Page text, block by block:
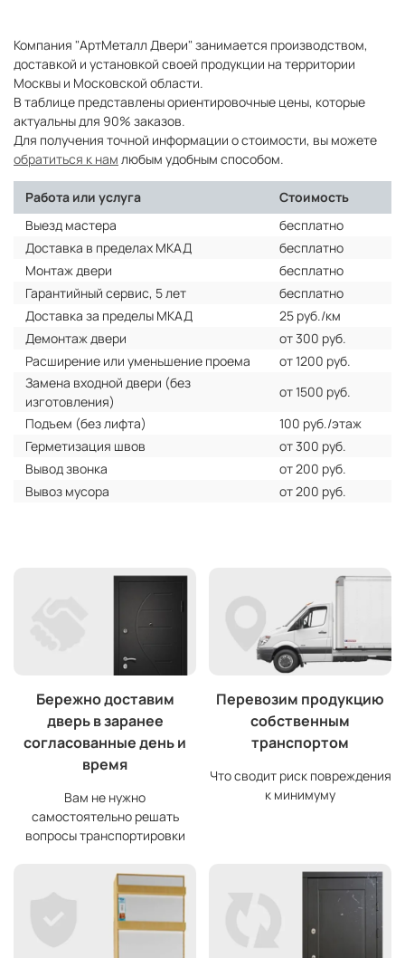
Компания "АртМеталл Двери" занимается производством,
доставкой и установкой своей продукции на территории
Москвы и Московской области.
В таблице представлены ориентировочные цены, которые
актуальны для 90% заказов.
Для получения точной информации о стоимости, вы можете
обратиться к нам любым удобным способом.
Работа или услуга
Стоимость
Выезд мастера
бесплатно
Доставка в пределах МКАД
бесплатно
Монтаж двери
бесплатно
Гарантийный сервис, 5 лет
бесплатно
Доставка за пределы МКАД
25 руб./км
Демонтаж двери
от 300 руб.
Расширение или уменьшение проема
от 1200 руб.
Замена входной двери (без
изготовления)
от 1500 руб.
Подъем (без лифта)
100 руб./этаж
Герметизация швов
от 300 руб.
Вывод звонка
от 200 руб.
Вывоз мусора
от 200 руб.
Бережно доставим
дверь в заранее
согласованные день и
время
Вам не нужно
самостоятельно решать
вопросы транспортировки
Перевозим продукцию
собственным
транспортом
Что сводит риск повреждения
к минимуму